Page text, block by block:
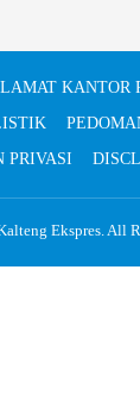
KANTOR
PRIVASI
Ekspres. All